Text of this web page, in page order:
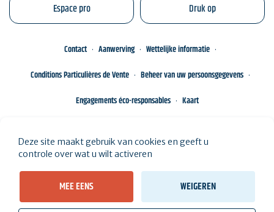
Espace pro Druk op
Contact Aanwerving
Wettelijke informatie
Conditions Particulières de Vente
Beheer van uw persoonsgegevens
Engagements éco-responsables
Kaart
Deze site maakt gebruik van cookies en geeft u
controle over wat u wilt activeren
MEE EENS WEIGEREN